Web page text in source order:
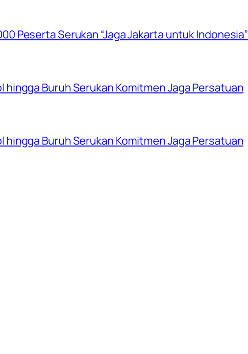
Peserta Serukan “Jaga Jakarta untuk Indonesia”
hingga Buruh Serukan Komitmen Jaga Persatuan
hingga Buruh Serukan Komitmen Jaga Persatuan